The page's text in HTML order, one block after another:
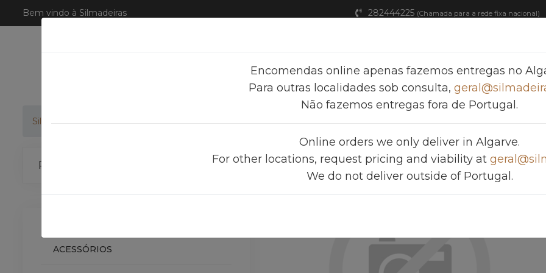
Bem vindo à Silmadeiras 282444225 (Chamada para a rede fixa nacional)
Home Produtos FAQ Catálogos
Silmadeiras Produtos PARAFUSO TBS GALVANIZADO P/ MADEIRA 6.0 X 80
ACESSÓRIOS
Encomendas online apenas fazemos entregas no
Para outras localidades sob consulta,
Não fazemos entregas fora de Portugal.
Online orders we only deliver in Algarve.
For other locations, request pricing and viability at
We do not deliver outside of Portugal.